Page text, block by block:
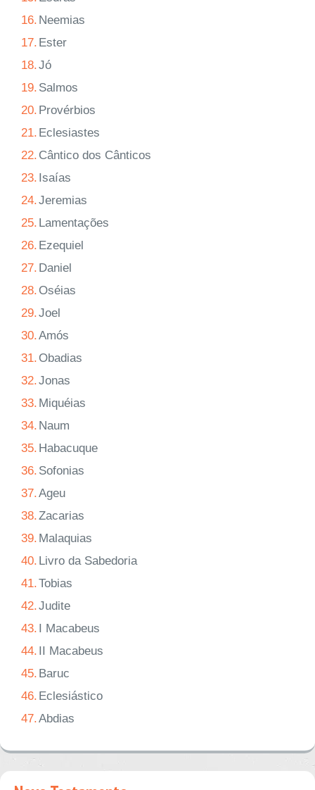
16. Neemias
17. Ester
18.Jó
19. Salmos
20. Provérbios
21. Eclesiastes
22. Cântico dos Cânticos
23. Isaías
24.Jeremias
25. Lamentações
26. Ezequiel
27. Daniel
28. Oséias
29.Joel
30.Amós
31. Obadias
32.Jonas
33. Miquéias
34. Naum
35. Habacuque
36. Sofonias
37.Ageu
38.Zacarias
39. Malaquias
40. Livro da Sabedoria
41.Tobias
42.Judite
43. I Macabeus
44. II Macabeus
45. Baruc
46. Eclesiástico
47.Abdias